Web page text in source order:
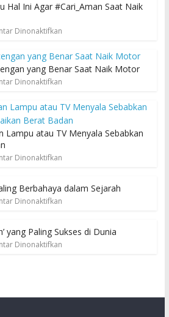
Hal Ini Agar #Cari_Aman Saat Naik
Dinonaktifkan
yang Benar Saat Naik Motor
Dinonaktifkan
Lampu atau TV Menyala Sebabkan
Dinonaktifkan
Berbahaya dalam Sejarah
Dinonaktifkan
yang Paling Sukses di Dunia
Dinonaktifkan